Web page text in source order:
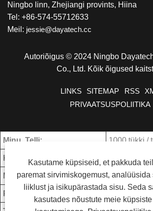
Kasutame küpsiseid, et pakkuda
paremat sirvimiskogemust, analüüsida
liiklust ja isikupärastada sisu. Seda
kasutades nõustute meie küpsiste
Ningbo linn, Zhejiangi provints, Hiina
Tel: +86-574-55712633
Meil: jessie@dayatech.cc
Autoriõigus © 2024 Ningbo
Co., Ltd. Kõik õigused
LINKS SITEMAP RSS
PRIVAATSUSPOLIITIKA
Minu. Telli: 1000 tükki /
Kaubandustähtaeg: FOB
Maksetingimused: T/T
Päritolukoht: Zhejiang,